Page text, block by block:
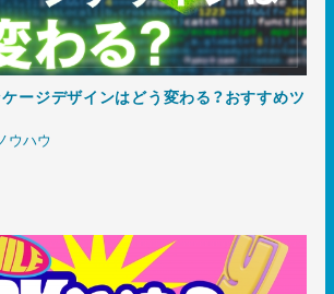
ージデザインはどう変わる？おすすめツ
ウハウ